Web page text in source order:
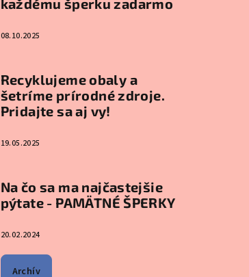
každému šperku zadarmo
08.10.2025
Recyklujeme obaly a
šetríme prírodné zdroje.
Pridajte sa aj vy!
19.05.2025
Na čo sa ma najčastejšie
pýtate - PAMÄTNÉ ŠPERKY
20.02.2024
Archív